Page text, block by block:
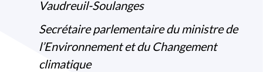
Vaudreuil-Soulanges
Secrétaire parlementaire du ministre de
l’Environnement et du Changement
climatique